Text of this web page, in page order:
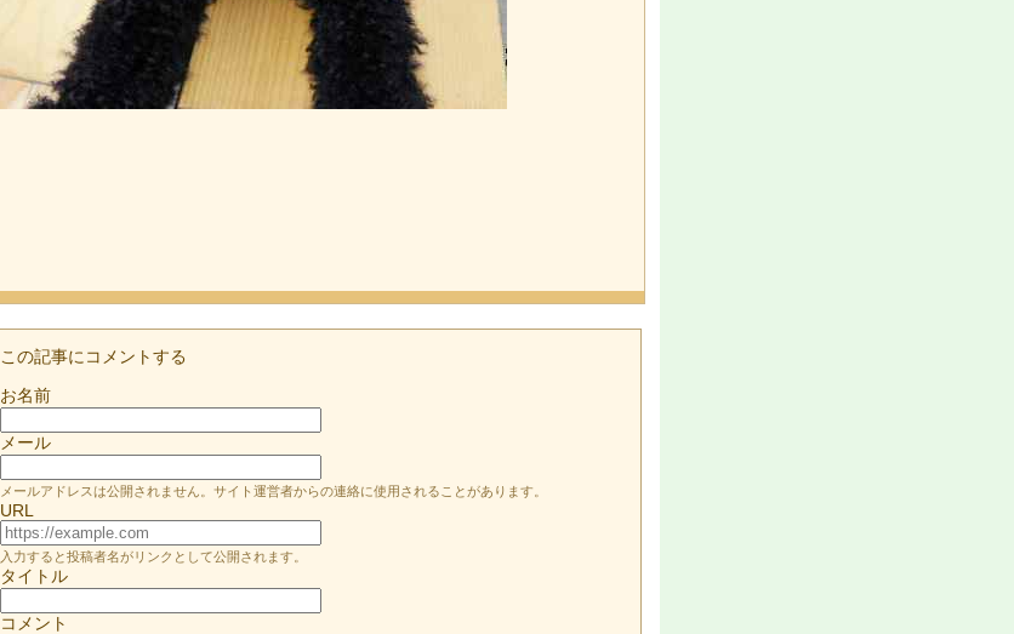
この記事にコメントする
お名前
メール
メールアドレスは公開されません。サイト運営者からの連絡に使用されることがあります。
URL
入力すると投稿者名がリンクとして公開されます。
タイトル
コメント